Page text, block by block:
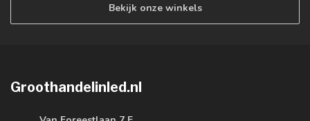
Bekijk onze winkels
Groothandelinled.nl